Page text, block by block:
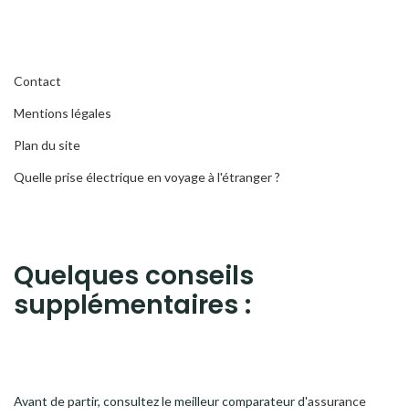
Contact
Mentions légales
Plan du site
Quelle prise électrique en voyage à l'étranger ?
Quelques conseils
supplémentaires :
Avant de partir, consultez le meilleur comparateur d'assurance